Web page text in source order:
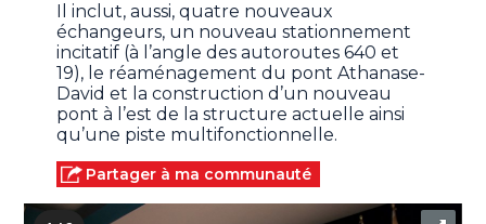
Il inclut, aussi, quatre nouveaux
échangeurs, un nouveau stationnement
incitatif (à l’angle des autoroutes 640 et
19), le réaménagement du pont Athanase-
David et la construction d’un nouveau
pont à l’est de la structure actuelle ainsi
qu’une piste multifonctionnelle.
Partager à ma communauté